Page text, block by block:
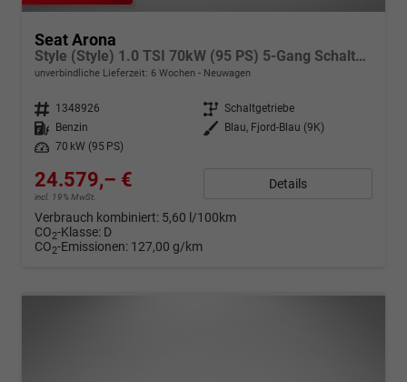
Seat Arona
Style (Style) 1.0 TSI 70kW (95 PS) 5-Gang Schaltgetriebe
unverbindliche Lieferzeit: 6 Wochen Neuwagen
Fahrzeugnr. 1348926 Getriebe Schaltgetriebe
Kraftstoff
Benzin Außenfarbe
Blau, Fjord-Blau (9K)
Leistung
70 kW (95 PS)
24.579,– €
incl. 19% MwSt.
Details
Verbrauch kombiniert: 5,60 l/100km
CO2-Klasse: D
CO2-Emissionen: 127,00 g/km